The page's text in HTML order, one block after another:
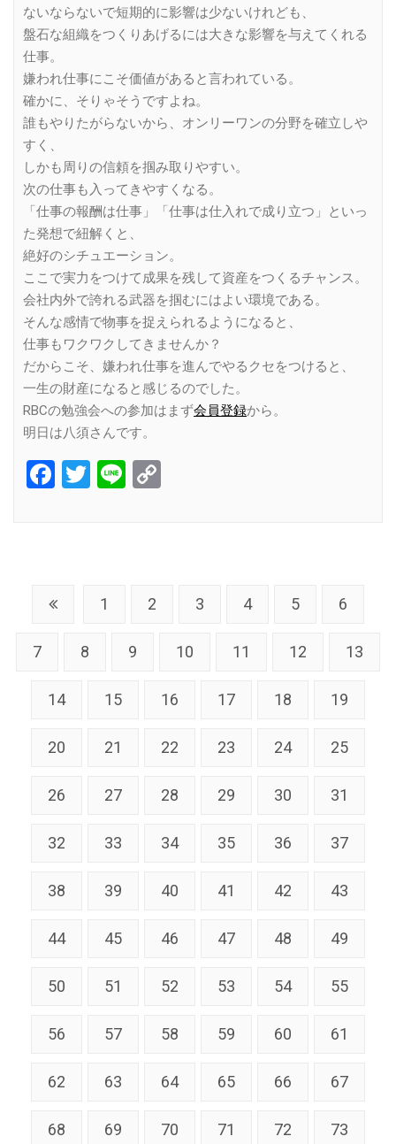
ないならないで短期的に影響は少ないけれども、
盤石な組織をつくりあげるには大きな影響を与えてくれる
仕事。
嫌われ仕事にこそ価値があると言われている。
確かに、そりゃそうですよね。
誰もやりたがらないから、オンリーワンの分野を確立しや
すく、
しかも周りの信頼を掴み取りやすい。
次の仕事も入ってきやすくなる。
「仕事の報酬は仕事」「仕事は仕入れで成り立つ」といっ
た発想で紐解くと、
絶好のシチュエーション。
ここで実力をつけて成果を残して資産をつくるチャンス。
会社内外で誇れる武器を掴むにはよい環境である。
そんな感情で物事を捉えられるようになると、
仕事もワクワクしてきませんか？
だからこそ、嫌われ仕事を進んでやるクセをつけると、
一生の財産になると感じるのでした。
RBCの勉強会への参加はまず会員登録から。
明日は八須さんです。
Facebook
Twitter
Line
1 2 3 4 5 6
7 8 9 10 11 12 13
14 15 16 17 18 19
20 21 22 23 24 25
26 27 28 29 30 31
32 33 34 35 36 37
38 39 40 41 42 43
44 45 46 47 48 49
50 51 52 53 54 55
56 57 58 59 60 61
62 63 64 65 66 67
68 69 70 71 72 73